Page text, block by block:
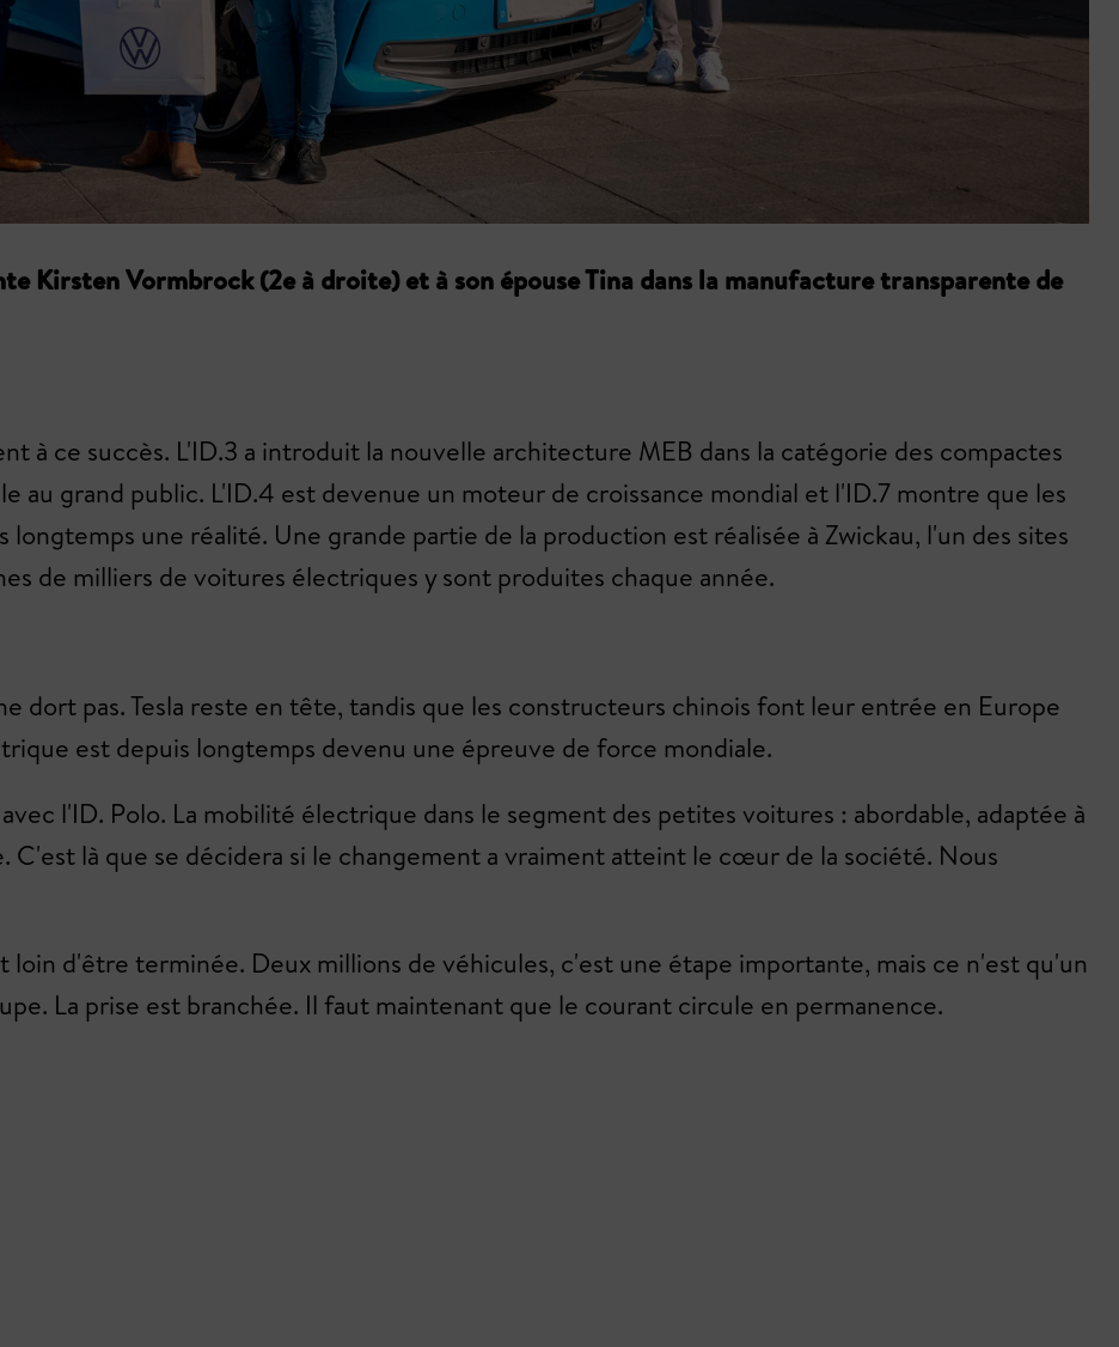
Kirsten Vormbrock (2e à droite) et à son épouse Tina dans la manufacture transparente de
à ce succès. L'ID.3 a introduit la nouvelle architecture MEB dans la catégorie des compactes
au grand public. L'ID.4 est devenue un moteur de croissance mondial et l'ID.7 montre que les
une réalité. Une grande partie de la production est réalisée à Zwickau, l'un des sites
de milliers de voitures électriques y sont produites chaque année.
dort pas. Tesla reste en tête, tandis que les constructeurs chinois font leur entrée en Europe
est depuis longtemps devenu une épreuve de force mondiale.
l'ID. Polo. La mobilité électrique dans le segment des petites voitures : abordable, adaptée à
C'est là que se décidera si le changement a vraiment atteint le cœur de la société. Nous
loin d'être terminée. Deux millions de véhicules, c'est une étape importante, mais ce n'est qu'un
La prise est branchée. Il faut maintenant que le courant circule en permanence.